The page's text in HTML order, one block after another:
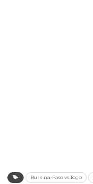
Burkina-Faso vs Togo